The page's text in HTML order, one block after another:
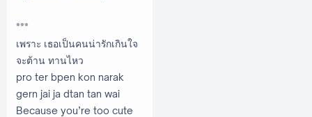
***
เพราะ เธอเป็นคนน่ารักเกินใจ
จะต้าน ทานไหว
pro ter bpen kon narak
gern jai ja dtan tan wai
Because you’re too cute